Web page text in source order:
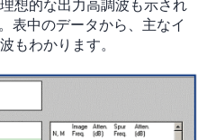
想的な出力高調波も示され
表中のデータから、主なイ
もわかります。